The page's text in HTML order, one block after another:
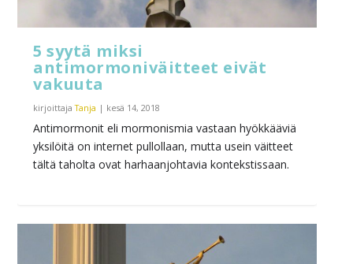
5 syytä miksi
antimormoniväitteet eivät
vakuuta
kirjoittajaTanja | kesä 14, 2018
Antimormonit eli mormonismia vastaan hyökkääviä
yksilöitä on internet pullollaan, mutta usein väitteet
tältä taholta ovat harhaanjohtavia kontekstissaan.